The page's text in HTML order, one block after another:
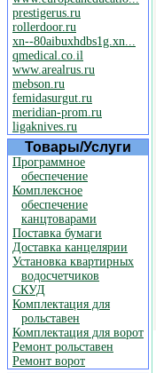
prestigerus.ru
rollerdoor.ru
xn--80aibuxhdbs1g.xn...
qmedical.co.il
www.arealrus.ru
mebson.ru
femidasurgut.ru
meridian-prom.ru
ligaknives.ru
Товары/Услуги
Программное
обеспечение
Комплексное
обеспечение
канцтоварами
Поставка бумаги
Доставка канцелярии
Установка квартирных
водосчетчиков
СКУД
Комплектация для
рольставен
Комплектация для ворот
Ремонт рольставен
Ремонт ворот